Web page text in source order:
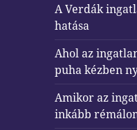
A Verdák
hatása
Ahol az
puha kézben
Amikor az
inkább